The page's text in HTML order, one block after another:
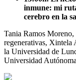
inmune: mi
cerebro en la
Tania Ramos
regenerativas,
la Universidad de
Universidad